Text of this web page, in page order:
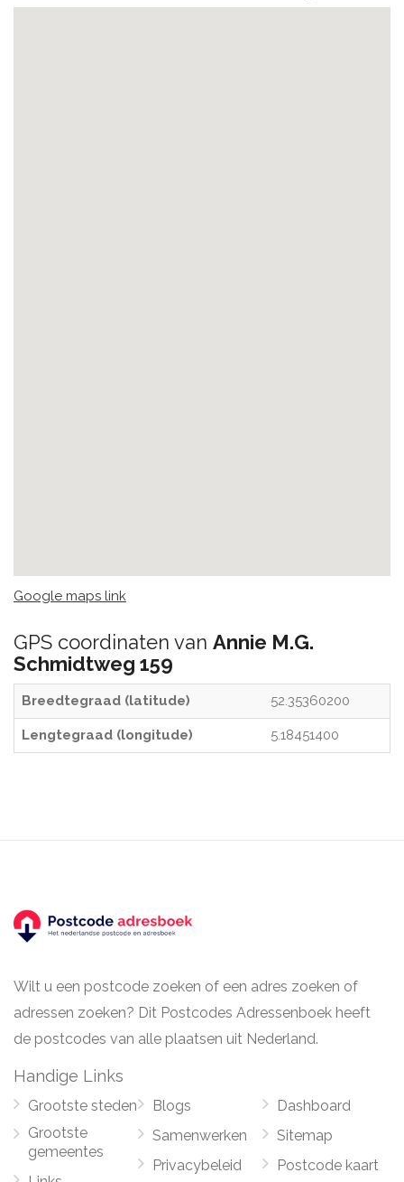
Google maps link
GPS coordinaten van Annie M.G.
Schmidtweg 159
Breedtegraad (latitude) 52.35360200
Lengtegraad (longitude) 5.18451400
Wilt u een postcode zoeken of een adres zoeken of
adressen zoeken? Dit Postcodes Adressenboek heeft
de postcodes van alle plaatsen uit Nederland.
Handige Links
Grootste steden
Grootste
gemeentes
Blogs
Samenwerken
Privacybeleid
Dashboard
Sitemap
Postcode kaart